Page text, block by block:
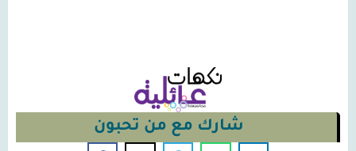
شارك مع من تحبون